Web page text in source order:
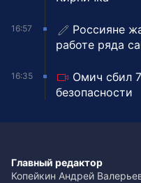
16:57
Россияне
работе ряда
16:35
Омич сбил
безопасности
Главный редактор
Копейкин Андрей